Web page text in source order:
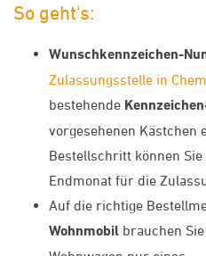
So geht's:
Wunschkennzeichen-
Zulassungsstelle in
bestehende
vorgesehenen Kästchen
Bestellschritt können
Endmonat für die
Auf die richtige
Wohnmobil brauchen